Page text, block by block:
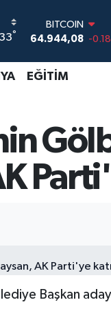
33°
BITCOIN
64.944,08 -0.18
47,7436
EURO
64,4811
0.38
GRAM ALTIN
6660.55 0.03
BİST100
13.779
-14
EĞITIM
Başkan